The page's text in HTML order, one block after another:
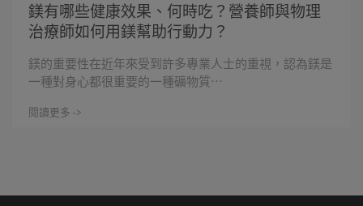
鎂有哪些健康效果、何時吃？營養師與物理
治療師如何用鎂幫助行動力？
鎂的重要性在近年來受到許多專業人士的重視，認為鎂是
一種對身心都很重要的一種礦物質⋯
閱讀更多 ->